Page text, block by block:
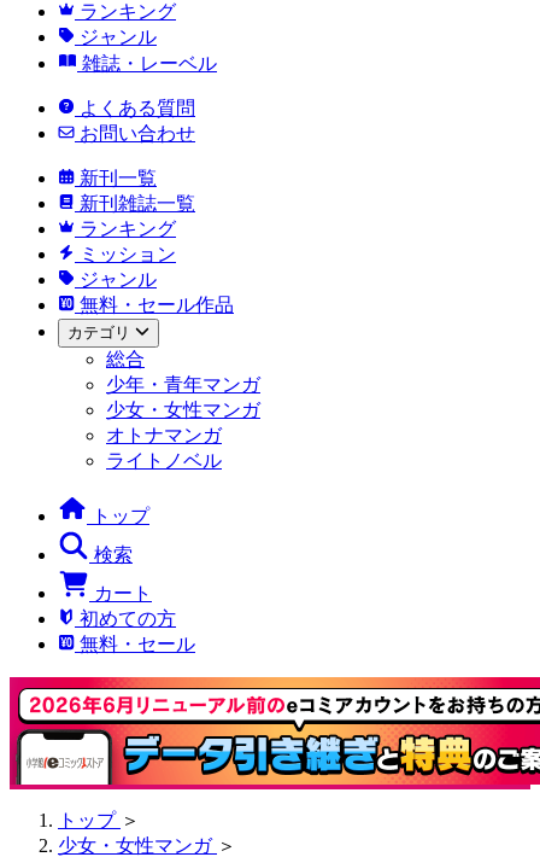
ランキング
ジャンル
雑誌・レーベル
よくある質問
お問い合わせ
新刊一覧
新刊雑誌一覧
ランキング
ミッション
ジャンル
無料・セール作品
カテゴリ
総合
少年・青年マンガ
少女・女性マンガ
オトナマンガ
ライトノベル
トップ
検索
カート
初めての方
無料・セール
トップ ＞
少女・女性マンガ ＞